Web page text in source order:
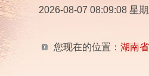
2026-08-07 08:09:09 星
您现在的位置： 湖南